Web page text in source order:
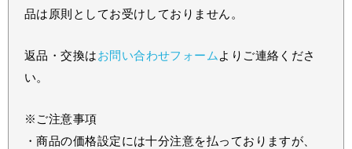
品は原則としてお受けしておりません。
返品・交換はお問い合わせフォーム よりご連絡くださ
い。
※ご注意事項
・商品の価格設定には十分注意を払っておりますが、